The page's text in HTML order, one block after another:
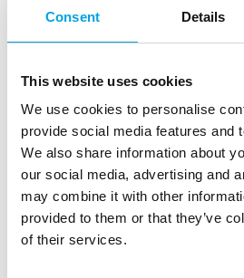
Consent Details
This website uses cookies
We use cookies to personalise
provide social media features and
We also share information about
our social media, advertising and
may combine it with other
provided to them or that they’ve
of their services.